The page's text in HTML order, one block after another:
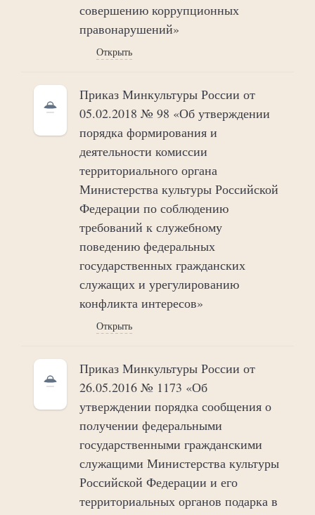
совершению коррупционных
правонарушений»
Открыть
Приказ Минкультуры России от
05.02.2018 № 98 «Об утверждении
порядка формирования и
деятельности комиссии
территориального органа
Министерства культуры Российской
Федерации по соблюдению
требований к служебному
поведению федеральных
государственных гражданских
служащих и урегулированию
конфликта интересов»
Открыть
Приказ Минкультуры России от
26.05.2016 № 1173 «Об
утверждении порядка сообщения о
получении федеральными
государственными гражданскими
служащими Министерства культуры
Российской Федерации и его
территориальных органов подарка в